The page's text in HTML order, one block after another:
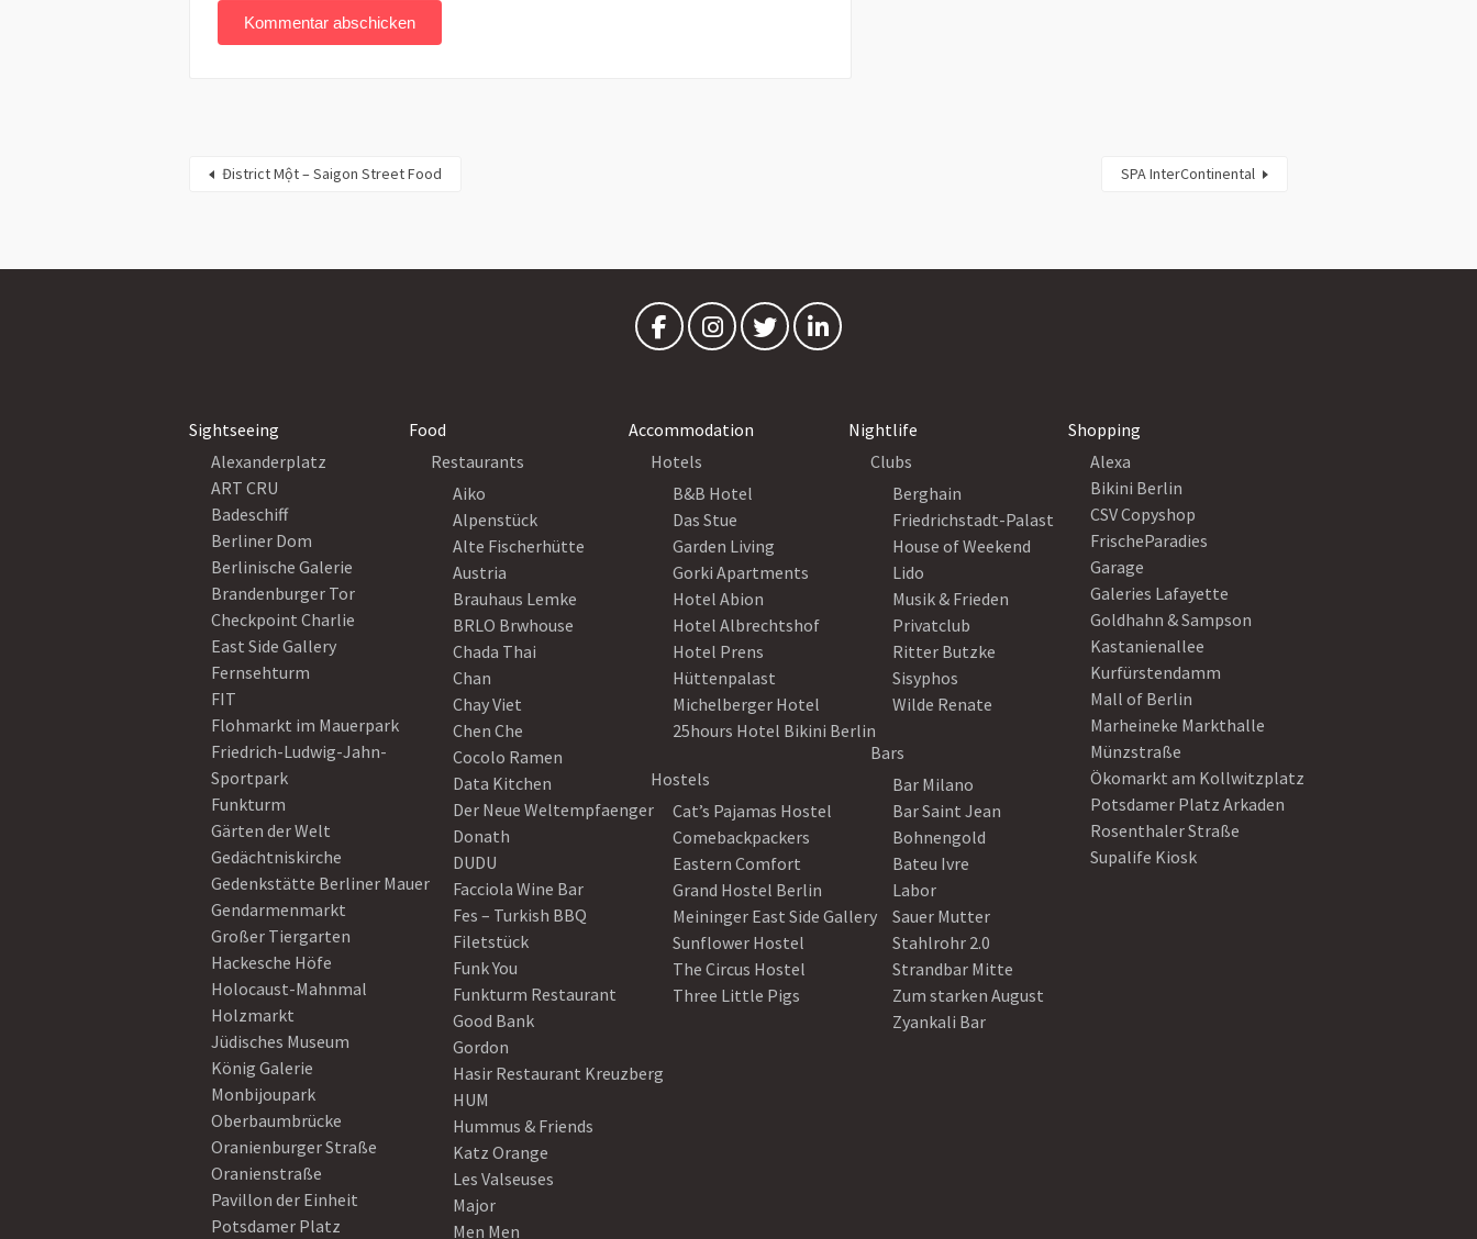
Đistrict Một – Saigon Street Food SPA InterContinental
Sightseeing
Alexanderplatz
ART CRU
Badeschiff
Berliner Dom
Berlinische Galerie
Brandenburger Tor
Checkpoint Charlie
East Side Gallery
Fernsehturm
FIT
Flohmarkt im Mauerpark
Friedrich-Ludwig-Jahn-
Sportpark
Funkturm
Gärten der Welt
Gedächtniskirche
Gedenkstätte Berliner Mauer
Gendarmenmarkt
Großer Tiergarten
Hackesche Höfe
Holocaust-Mahnmal
Holzmarkt
Jüdisches Museum
König Galerie
Monbijoupark
Oberbaumbrücke
Oranienburger Straße
Oranienstraße
Pavillon der Einheit
Potsdamer Platz
Food
Restaurants
Aiko
Alpenstück
Alte Fischerhütte
Austria
Brauhaus Lemke
BRLO Brwhouse
Chada Thai
Chan
Chay Viet
Chen Che
Cocolo Ramen
Data Kitchen
Der Neue Weltempfaenger
Donath
DUDU
Facciola Wine Bar
Fes – Turkish BBQ
Filetstück
Funk You
Funkturm Restaurant
Good Bank
Gordon
Hasir Restaurant Kreuzberg
HUM
Hummus & Friends
Katz Orange
Les Valseuses
Major
Men Men
Accommodation
Hotels
B&B Hotel
Das Stue
Garden Living
Gorki Apartments
Hotel Abion
Hotel Albrechtshof
Hotel Prens
Hüttenpalast
Michelberger Hotel
25hours Hotel Bikini Berlin
Hostels
Cat’s Pajamas Hostel
Comebackpackers
Eastern Comfort
Grand Hostel Berlin
Meininger East Side Gallery
Sunflower Hostel
The Circus Hostel
Three Little Pigs
Nightlife
Clubs
Berghain
Friedrichstadt-Palast
House of Weekend
Lido
Musik & Frieden
Privatclub
Ritter Butzke
Sisyphos
Wilde Renate
Bars
Bar Milano
Bar Saint Jean
Bohnengold
Bateu Ivre
Labor
Sauer Mutter
Stahlrohr 2.0
Strandbar Mitte
Zum starken August
Zyankali Bar
Shopping
Alexa
Bikini Berlin
CSV Copyshop
FrischeParadies
Garage
Galeries Lafayette
Goldhahn & Sampson
Kastanienallee
Kurfürstendamm
Mall of Berlin
Marheineke Markthalle
Münzstraße
Ökomarkt am Kollwitzplatz
Potsdamer Platz Arkaden
Rosenthaler Straße
Supalife Kiosk